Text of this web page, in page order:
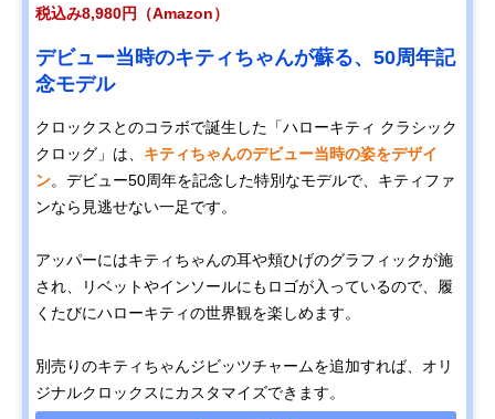
税込み8,980円（Amazon）
デビュー当時のキティちゃんが蘇る、50周年記
念モデル
クロックスとのコラボで誕生した「ハローキティ クラシック
クロッグ」は、 キティちゃんのデビュー当時の姿をデザイ
ン。デビュー50周年を記念した特別なモデルで、キティファ
ンなら見逃せない一足です。
アッパーにはキティちゃんの耳や頬ひげのグラフィックが施
され、リベットやインソールにもロゴが入っているので、履
くたびにハローキティの世界観を楽しめます。
別売りのキティちゃんジビッツチャームを追加すれば、オリ
ジナルクロックスにカスタマイズできます。